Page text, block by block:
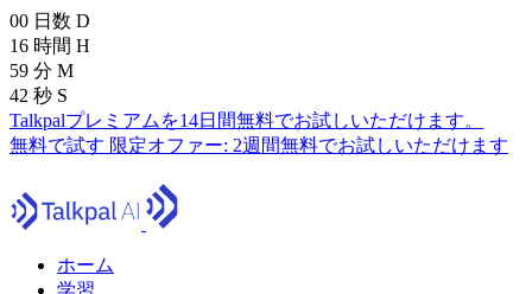
00 日数 D
16 時間 H
59 分 M
41 秒 S
Talkpalプレミアムを14日間無料でお試しいただけます。
無料で試す 限定オファー: 2週間無料でお試しいただけます
ホーム
学習